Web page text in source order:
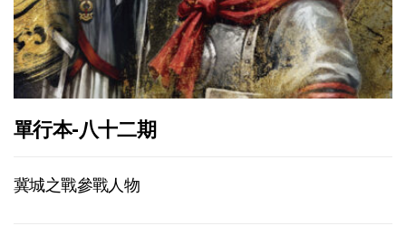
單行本-八十二期
冀城之戰參戰人物